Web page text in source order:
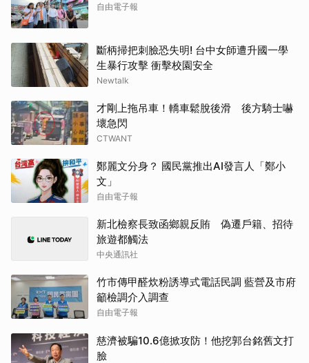
自由電子報
斷柄掃把刺臉恐失明! 台中女師遭升國一學
生暴行攻擊 衝擊校園安全
Newtalk
才剛上拖吊車！轎車鬆脫後滑 後方騎士嚇
壞急閃
CTWANT
鄭麗文分身？ 國民黨推出AI發言人「鄭小
文」
自由電子報
新北檢察長致函鄉親反賄 偽遷戶籍、招待
旅遊都觸法
中央通訊社
竹市傳甲醛炊粉誘導式電話民調 藍營及市府
籲檢調介入調查
自由電子報
慈濟被騙10.6億掀攻防！他挖郭台銘舊文打
臉